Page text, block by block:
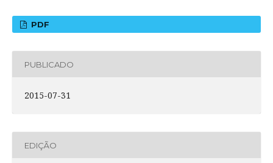
PDF
PUBLICADO
2015-07-31
EDIÇÃO